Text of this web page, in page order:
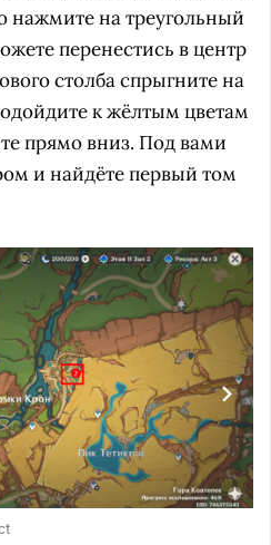
нажмите на треугольный
перенестись в центр
столба спрыгните на
к жёлтым цветам
прямо вниз. Под вами
и найдёте первый том